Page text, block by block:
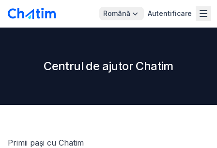
Română Autentificare
Centrul de ajutor Chatim
Primii pași cu Chatim